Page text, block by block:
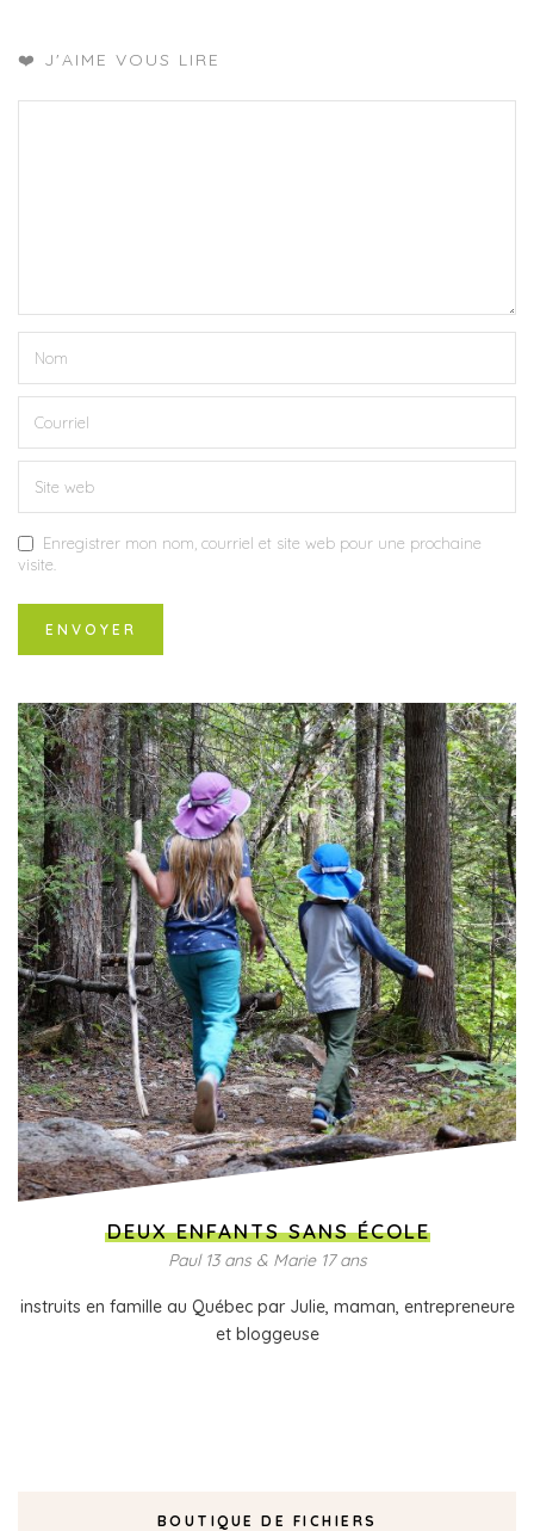
❤️ J'AIME VOUS LIRE
Enregistrer mon nom, courriel et site web pour une prochaine
visite.
DEUX ENFANTS SANS ÉCOLE
Paul 13 ans & Marie 17 ans
instruits en famille au Québec par Julie, maman, entrepreneure
et bloggeuse
BOUTIQUE DE FICHIERS